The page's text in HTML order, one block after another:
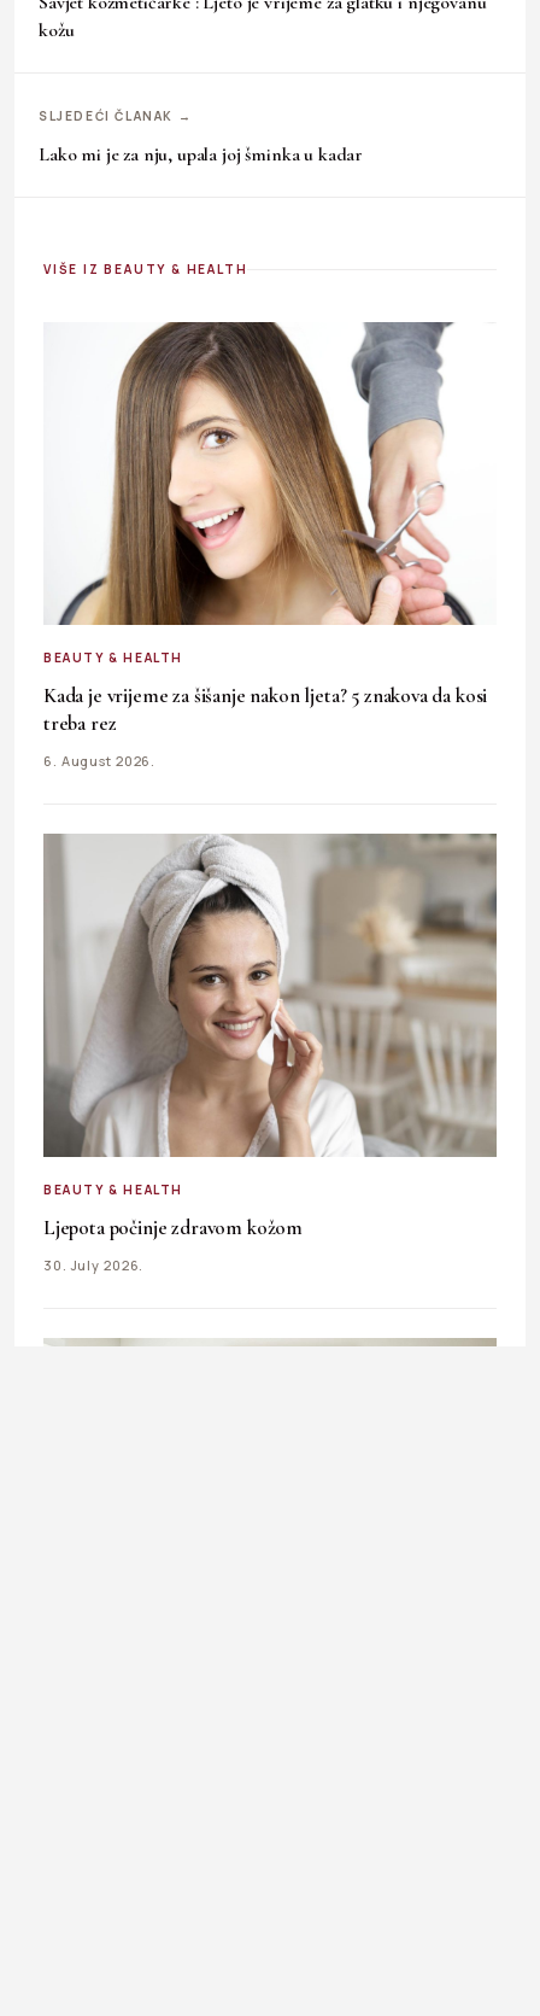
kožu
SLJEDEĆI ČLANAK →
Lako mi je za nju, upala joj šminka u kadar
VIŠE IZ BEAUTY & HEALTH
BEAUTY & HEALTH
Kada je vrijeme za šišanje nakon ljeta? 5 znakova da kosi
treba rez
6. August 2026.
BEAUTY & HEALTH
Ljepota počinje zdravom kožom
30. July 2026.